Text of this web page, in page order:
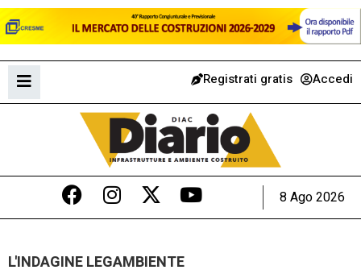
Registrati gratis Accedi
8 Ago 2026
L'INDAGINE LEGAMBIENTE